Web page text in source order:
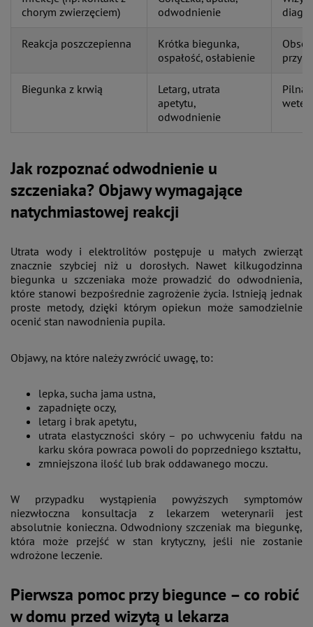
chorym zwierzęciem)
odwodnienie
Reakcja poszczepienna
Krótka biegunka,
ospałość, osłabienie
przy
Biegunka z krwią
Letarg, utrata
apetytu,
odwodnienie
Pilna
Jak rozpoznać odwodnienie u
szczeniaka? Objawy wymagające
natychmiastowej reakcji
Utrata wody i elektrolitów postępuje u małych zwierząt
znacznie szybciej niż u dorosłych. Nawet kilkugodzinna
biegunka u szczeniaka może prowadzić do odwodnienia,
które stanowi bezpośrednie zagrożenie życia. Istnieją jednak
proste metody, dzięki którym opiekun może samodzielnie
ocenić stan nawodnienia pupila.
Objawy, na które należy zwrócić uwagę, to:
lepka, sucha jama ustna,
zapadnięte oczy,
letarg i brak apetytu,
utrata elastyczności skóry – po uchwyceniu fałdu na
karku skóra powraca powoli do poprzedniego kształtu,
zmniejszona ilość lub brak oddawanego moczu.
W przypadku wystąpienia powyższych symptomów
niezwłoczna konsultacja z lekarzem weterynarii jest
absolutnie konieczna. Odwodniony szczeniak ma biegunkę,
która może przejść w stan krytyczny, jeśli nie zostanie
wdrożone leczenie.
Pierwsza pomoc przy biegunce – co robić
w domu przed wizytą u lekarza